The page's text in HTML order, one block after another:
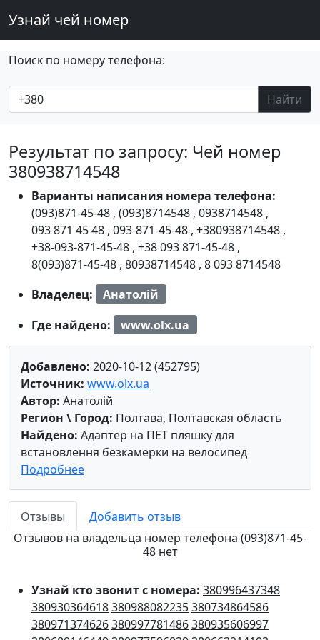
Узнай чей номер
Поиск по номеру телефона:
Найти
Результат по запросу: Чей номер
380938714548
Варианты написания номера телефона:
(093)871-45-48 , (093)8714548 , 0938714548 ,
093 871 45 48 , 093-871-45-48 , +380938714548 ,
+38-093-871-45-48 , +38 093 871-45-48 ,
8(093)871-45-48 , 80938714548 , 8 093 8714548
Владелец:
Анатолій
Где найдено:
www.olx.ua
Добавлено: 2020-10-12 (452795)
Источник: www.olx.ua
Автор: Анатолій
Регион \ Город: Полтава, Полтавская область
Найдено: Адаптер на ПЕТ пляшку для
встановлення безкамерки на велосипед
Подробнее
Отзывы
Добавить отзыв
Отзывов на владельца номер телефона (093)871-45-
48 нет
Узнай кто звонит с номера: 380996437348
380930364618380988082235380734864586
380971374626380997781486380935606997